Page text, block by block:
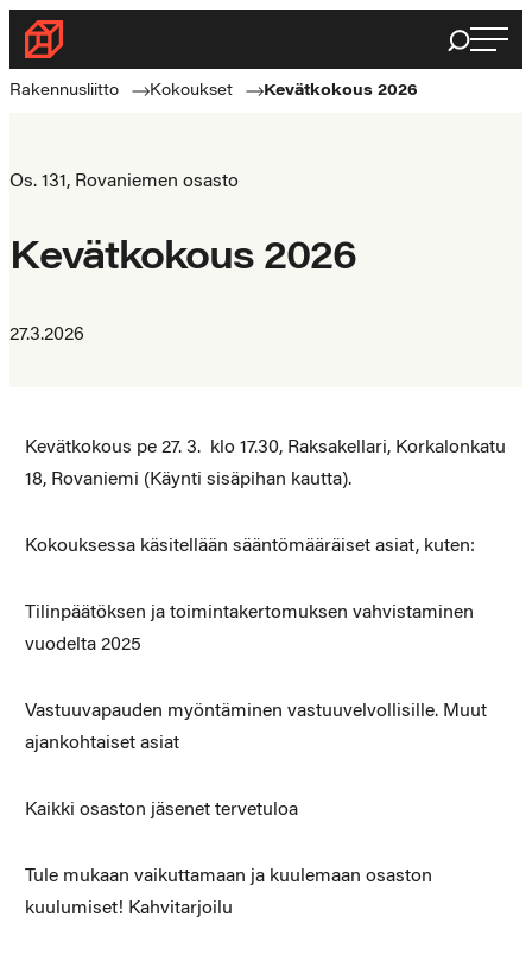
Siirry
suoraan
sisältöön
Rakennusliitto
Rakennusalan
Haku
Rakennusliitto Kokoukset Kevätkokous 2026
Os. 131, Rovaniemen osasto
Kevätkokous 2026
27.3.2026
Kevätkokous pe 27. 3. klo 17.30, Raksakellari, Korkalonkatu
18, Rovaniemi (Käynti sisäpihan kautta).
Kokouksessa käsitellään sääntömääräiset asiat, kuten:
Tilinpäätöksen ja toimintakertomuksen vahvistaminen
vuodelta 2025
Vastuuvapauden myöntäminen vastuuvelvollisille. Muut
ajankohtaiset asiat
Kaikki osaston jäsenet tervetuloa
Tule mukaan vaikuttamaan ja kuulemaan osaston
kuulumiset! Kahvitarjoilu